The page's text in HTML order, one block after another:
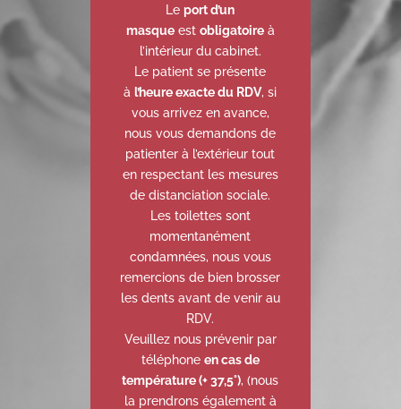
Le port d’un
masque est obligatoire à
l’intérieur du cabinet.
Le patient se présente
à l’heure exacte du RDV, si
vous arrivez en avance,
nous vous demandons de
patienter à l’extérieur tout
en respectant les mesures
de distanciation sociale.
Les toilettes sont
momentanément
condamnées, nous vous
remercions de bien brosser
les dents avant de venir au
RDV.
Veuillez nous prévenir par
téléphone en cas de
température (+ 37,5°), (nous
la prendrons également à